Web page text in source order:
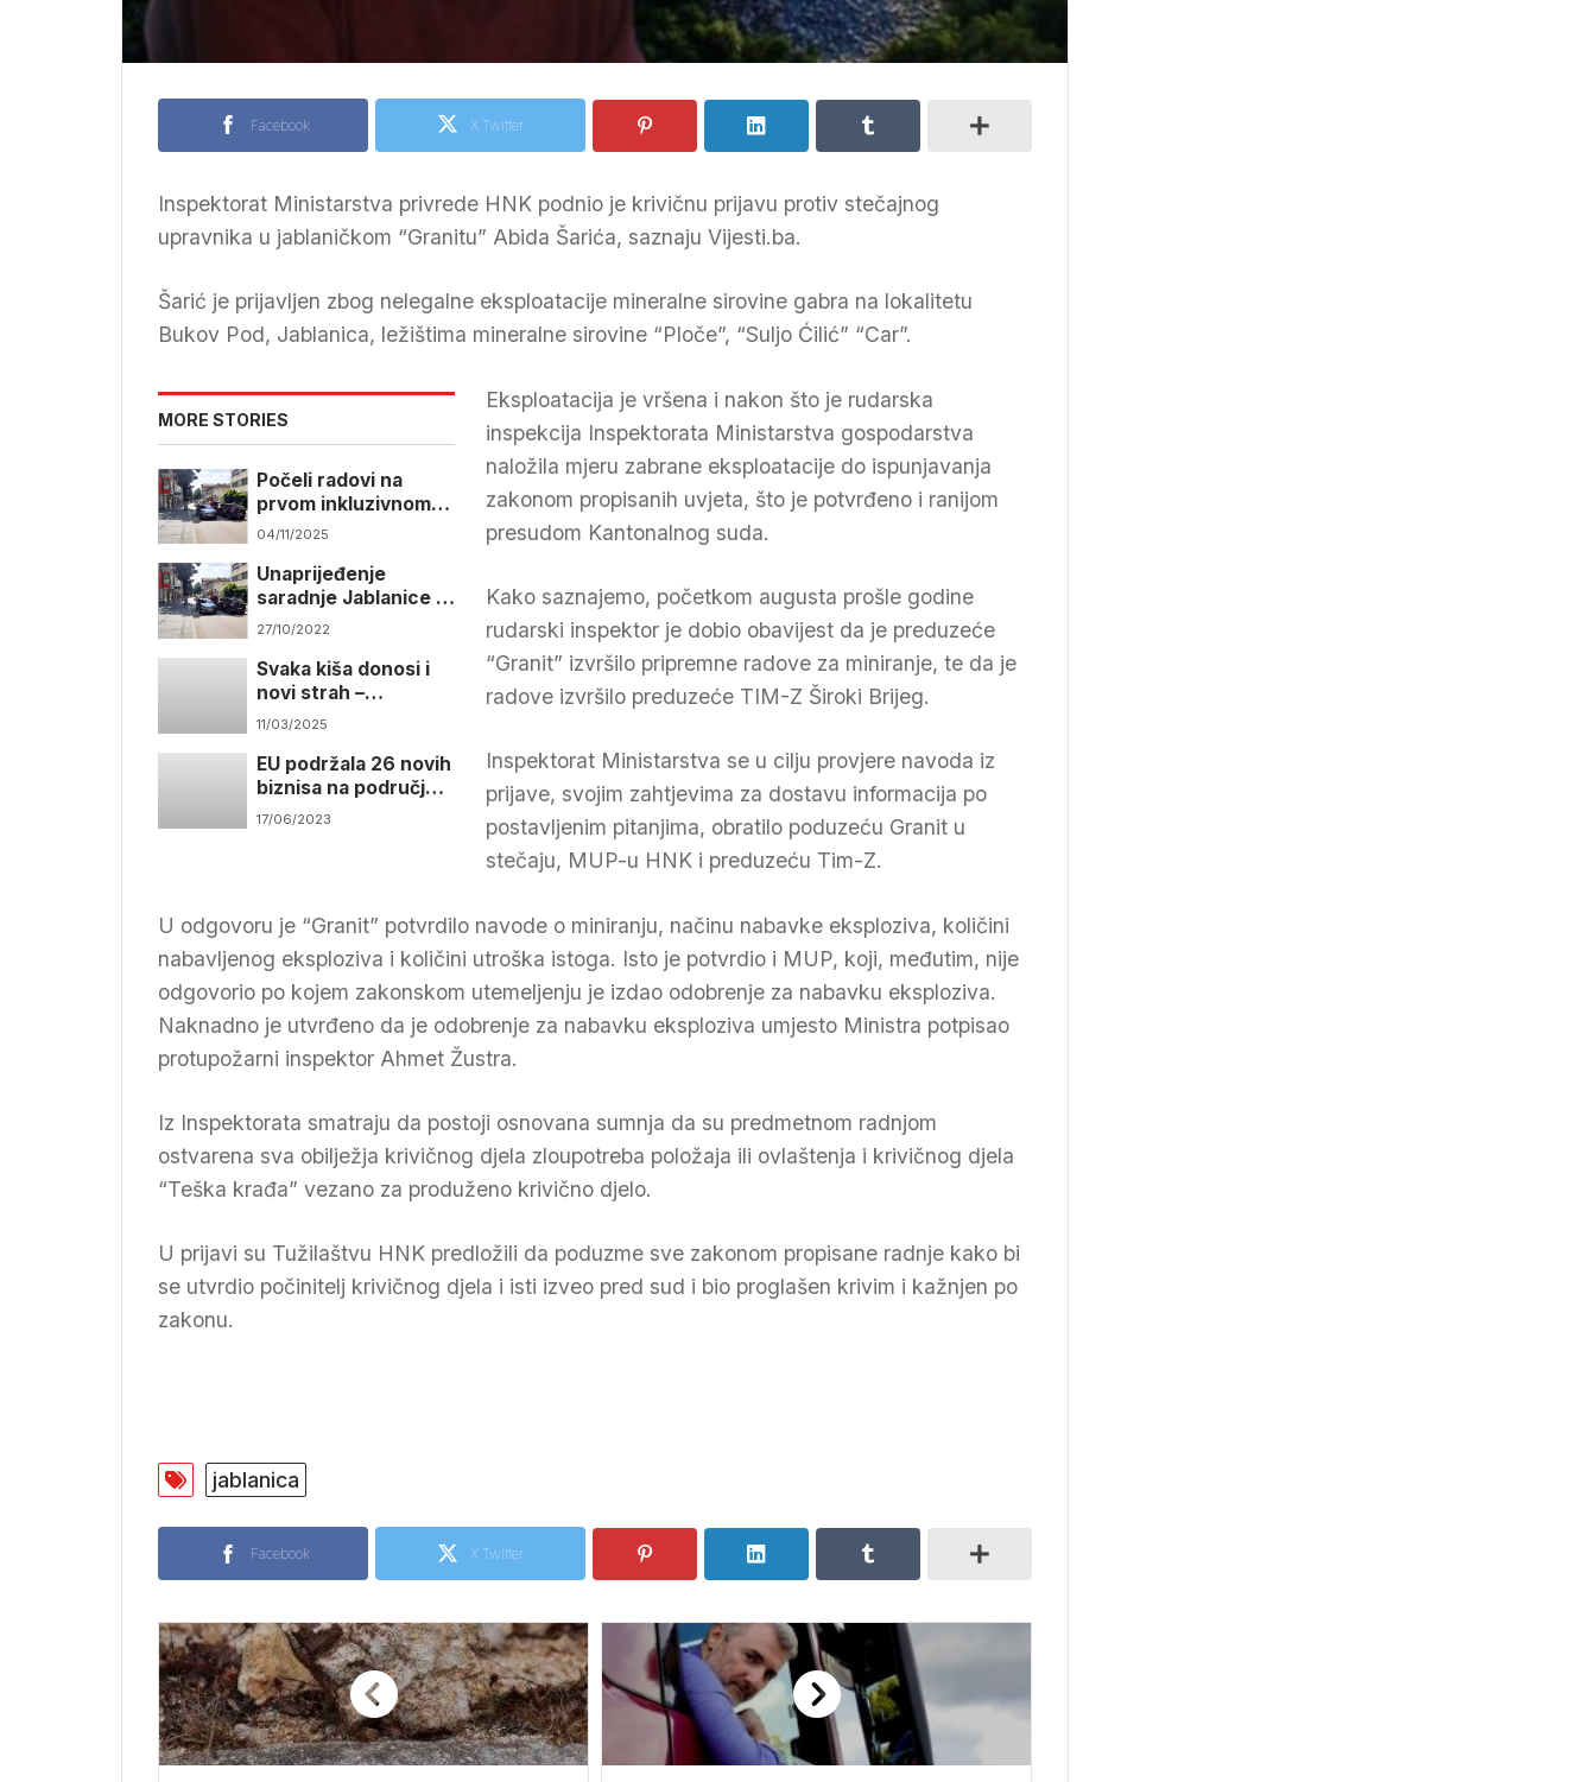
Facebook X Twitter
Inspektorat Ministarstva privrede HNK podnio je krivičnu prijavu protiv stečajnog
upravnika u jablaničkom “Granitu” Abida Šarića, saznaju Vijesti.ba.
Šarić je prijavljen zbog nelegalne eksploatacije mineralne sirovine gabra na lokalitetu
Bukov Pod, Jablanica, ležištima mineralne sirovine “Ploče”, “Suljo Ćilić” “Car”.
MORE STORIES
Počeli radovi na
prvom inkluzivnom
centru u Jablanici
04/11/2025
Unaprijeđenje
saradnje Jablanice i
Inđije
27/10/2022
Svaka kiša donosi i
novi strah –
evakuacija nije
11/03/2025
EU podržala 26 novih
biznisa na području
Konjica, Mostara i
17/06/2023
Eksploatacija je vršena i nakon što je rudarska
inspekcija Inspektorata Ministarstva gospodarstva
naložila mjeru zabrane eksploatacije do ispunjavanja
zakonom propisanih uvjeta, što je potvrđeno i ranijom
presudom Kantonalnog suda.
Kako saznajemo, početkom augusta prošle godine
rudarski inspektor je dobio obavijest da je preduzeće
“Granit” izvršilo pripremne radove za miniranje, te da je
radove izvršilo preduzeće TIM-Z Široki Brijeg.
Inspektorat Ministarstva se u cilju provjere navoda iz
prijave, svojim zahtjevima za dostavu informacija po
postavljenim pitanjima, obratilo poduzeću Granit u
stečaju, MUP-u HNK i preduzeću Tim-Z.
U odgovoru je “Granit” potvrdilo navode o miniranju, načinu nabavke eksploziva, količini
nabavljenog eksploziva i količini utroška istoga. Isto je potvrdio i MUP, koji, međutim, nije
odgovorio po kojem zakonskom utemeljenju je izdao odobrenje za nabavku eksploziva.
Naknadno je utvrđeno da je odobrenje za nabavku eksploziva umjesto Ministra potpisao
protupožarni inspektor Ahmet Žustra.
Iz Inspektorata smatraju da postoji osnovana sumnja da su predmetnom radnjom
ostvarena sva obilježja krivičnog djela zloupotreba položaja ili ovlaštenja i krivičnog djela
“Teška krađa” vezano za produženo krivično djelo.
U prijavi su Tužilaštvu HNK predložili da poduzme sve zakonom propisane radnje kako bi
se utvrdio počinitelj krivičnog djela i isti izveo pred sud i bio proglašen krivim i kažnjen po
zakonu.
jablanica
Facebook X Twitter